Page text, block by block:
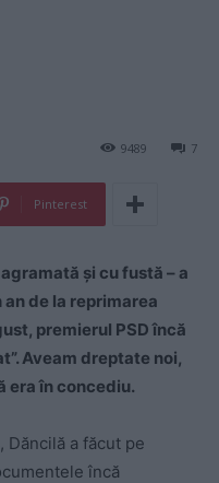
7
9489
Pinterest
și cu fustă – a
an de la reprimarea
premierul PSD încă
Aveam dreptate noi,
era în concediu.
Dăncilă a făcut pe
încă